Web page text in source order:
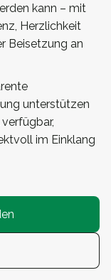
kann – mit
Herzlichkeit
Beisetzung an
unterstützen
im Einklang